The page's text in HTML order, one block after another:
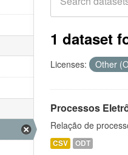
1 dataset
Licenses: Other
Processos
Relação de
CSV ODT